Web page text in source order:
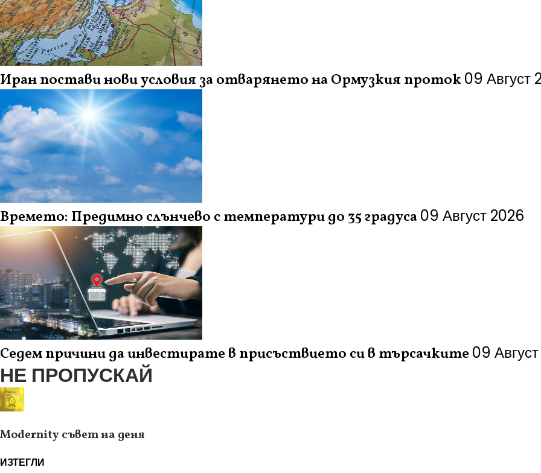
Иран постави нови условия за отварянето на Ормузкия проток09 Август
Времето: Предимно слънчево с температури до 35 градуса09 Август 2026
Седем причини да инвестирате в присъствието си в търсачките 09
НЕ ПРОПУСКАЙ
Modernity съвет на деня
ИЗТЕГЛИ